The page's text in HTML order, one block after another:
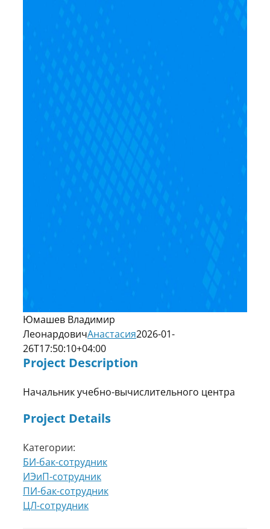
Юмашев Владимир
ЛеонардовичАнастасия2026-01-
26T17:50:10+04:00
Project Description
Начальник учебно-вычислительного центра
Project Details
Категории:
БИ-бак-сотрудник
ИЭиП-сотрудник
ПИ-бак-сотрудник
ЦЛ-сотрудник